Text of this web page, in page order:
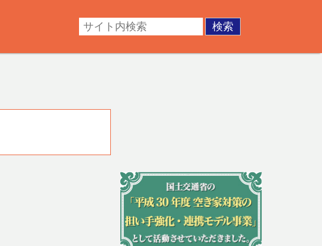
分・遺産分割・成年後見。不動産の調査・測量・登記など。あなたの悩